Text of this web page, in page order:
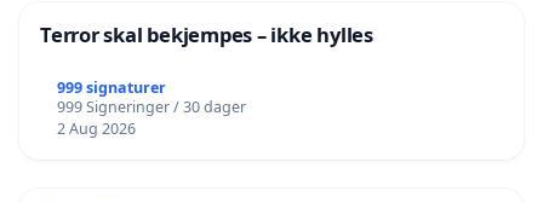
Terror skal bekjempes – ikke hylles
999 signaturer
999 Signeringer / 30 dager
2 Aug 2026